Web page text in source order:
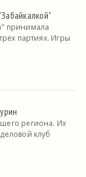
принимала
партиях. Игры
региона. Их
клуб